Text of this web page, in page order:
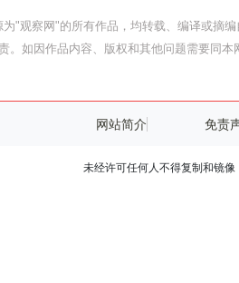
为"观察网"的所有作品，均转载、编译或摘
。如因作品内容、版权和其他问题需要同本
网站简介 免责
未经许可任何人不得复制和镜